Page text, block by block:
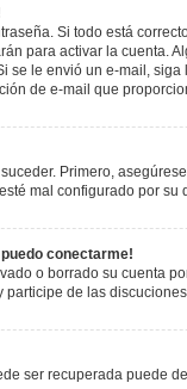
Si todo está
para activar la cuenta.
se le envió un e-mail,
de e-mail que
Primero,
mal configurado por
conectarme!
o borrado su cuenta
participe de las
ser recuperada puede